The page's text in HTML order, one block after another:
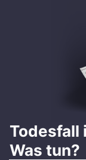
Todesfall
Was tun?